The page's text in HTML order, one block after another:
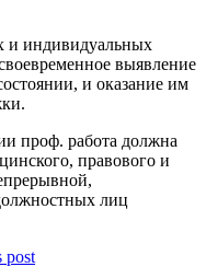
и индивидуальных
выявление
и оказание им
проф. работа должна
правового и
лиц
post